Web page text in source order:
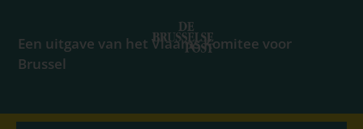
Een uitgave van het Vlaams Komitee voor
Brussel